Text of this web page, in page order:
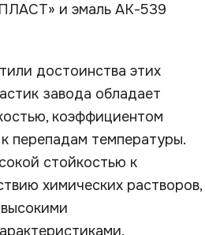
и эмаль АК-539
достоинства этих
завода обладает
коэффициентом
перепадам температуры.
стойкостью к
химических растворов,